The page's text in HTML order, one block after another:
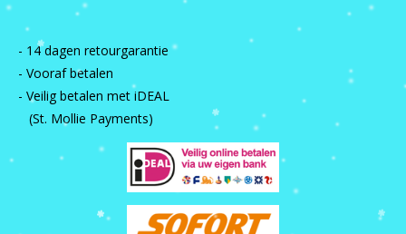
- 14 dagen retourgarantie
- Vooraf betalen
- Veilig betalen met iDEAL
(St. Mollie Payments)